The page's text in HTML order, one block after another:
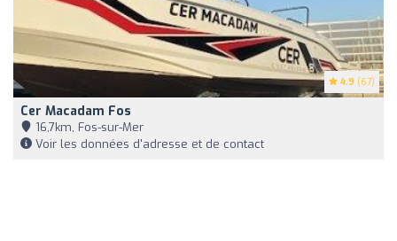
4.9 (67)
Cer Macadam Fos
16,7km, Fos-sur-Mer
Voir les données d'adresse et de contact